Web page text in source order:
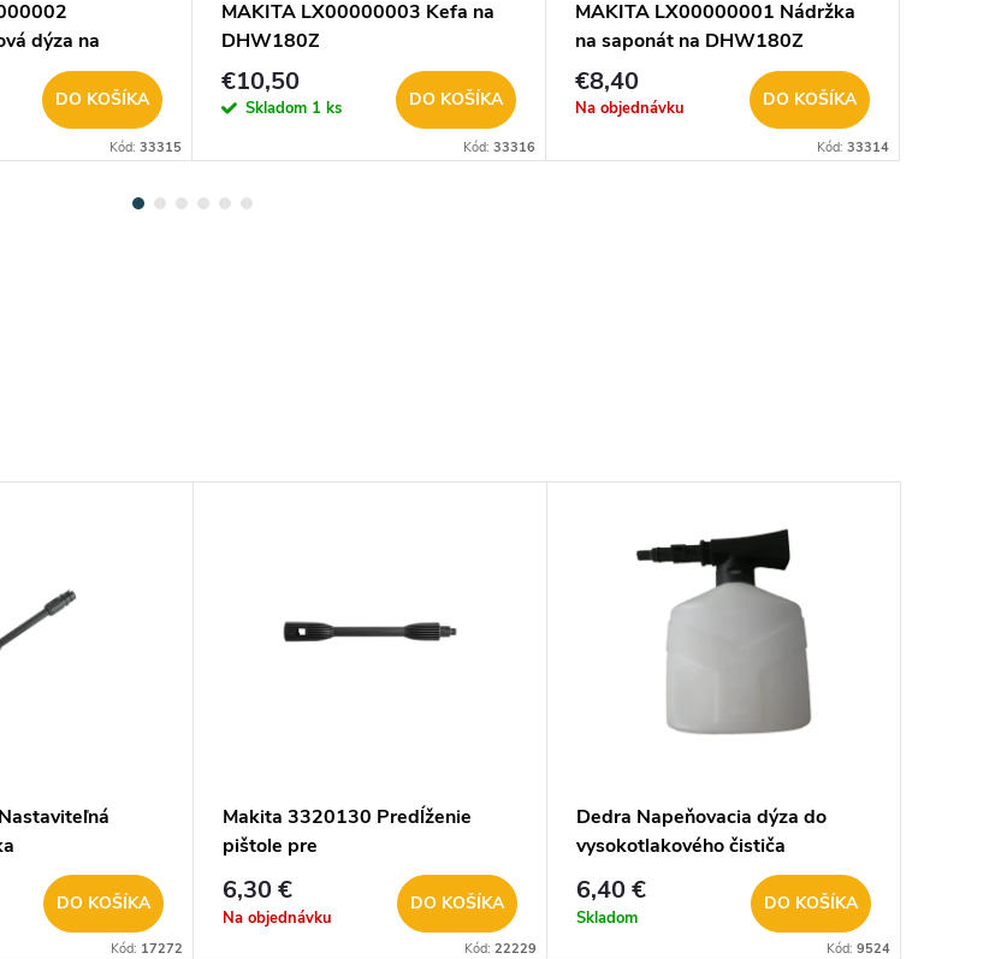
dýza na
DO KOŠÍKA
Kód: 33315
MAKITA LX00000003 Kefa na
DHW180Z
€10,50
Skladom 1 ks DO KOŠÍKA
Kód: 33316
MAKITA LX00000001 Nádržka
na saponát na DHW180Z
€8,40
Na objednávku DO KOŠÍKA
Kód: 33314
DO KOŠÍKA
Kód: 17272
Makita 3320130 Predĺženie
pištole pre
HW111/HW102/HW112
6,30 €
Na objednávku
DO KOŠÍKA
Kód: 22229
Dedra Napeňovacia dýza do
vysokotlakového čističa
DED882224
6,40 €
Skladom
DO KOŠÍKA
Kód: 9524